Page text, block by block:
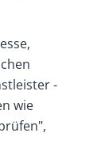
-
wie